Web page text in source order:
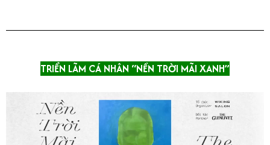
TRIỂN LÃM CÁ NHÂN “NỀN TRỜI MÃI XANH”